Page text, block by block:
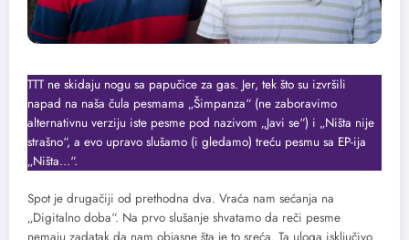
TTT ne skidaju nogu sa papučice za gas. Jer, tek što su izvršili
napad na naša čula pesmama „Šimpanza“ (ne zaboravimo
alternativnu verziju iste pesme pod nazivom „Javi se“) i „Ništa nije
strašno“, a evo upravo slušamo (i gledamo) treću pesmu sa EP-ija
„Ništa…“.
Spot je drugačiji od prethodna dva. Vraća nam sećanja na
„Digitalno doba“. Na prvo slušanje shvatamo da reči pesme
nemaju zadatak da nam objasne šta je to sreća. Ta uloga isključivo